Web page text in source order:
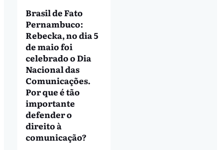
Brasil de Fato
Pernambuco:
Rebecka, no dia 5
de maio foi
celebrado o Dia
Nacional das
Comunicações.
Por que é tão
importante
defender o
direito à
comunicação?